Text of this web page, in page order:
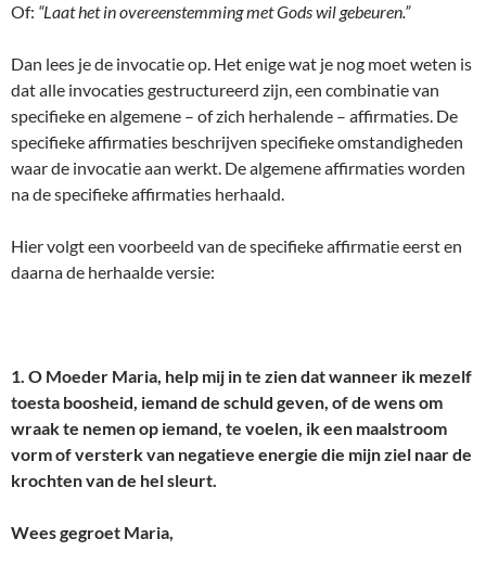
Of: “Laat het in overeenstemming met Gods wil gebeuren.”
Dan lees je de invocatie op. Het enige wat je nog moet weten is
dat alle invocaties gestructureerd zijn, een combinatie van
specifieke en algemene – of zich herhalende – affirmaties. De
specifieke affirmaties beschrijven specifieke omstandigheden
waar de invocatie aan werkt. De algemene affirmaties worden
na de specifieke affirmaties herhaald.
Hier volgt een voorbeeld van de specifieke affirmatie eerst en
daarna de herhaalde versie:
1. O Moeder Maria, help mij in te zien dat wanneer ik mezelf
toesta boosheid, iemand de schuld geven, of de wens om
wraak te nemen op iemand, te voelen, ik een maalstroom
vorm of versterk van negatieve energie die mijn ziel naar de
krochten van de hel sleurt.
Wees gegroet Maria,